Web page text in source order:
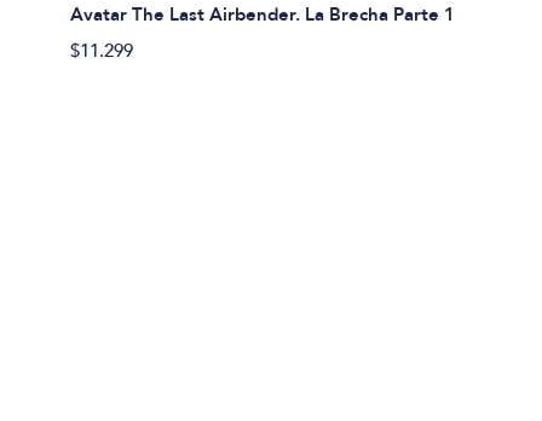
Avatar The Last Airbender. La Brecha Parte 1
$11.299